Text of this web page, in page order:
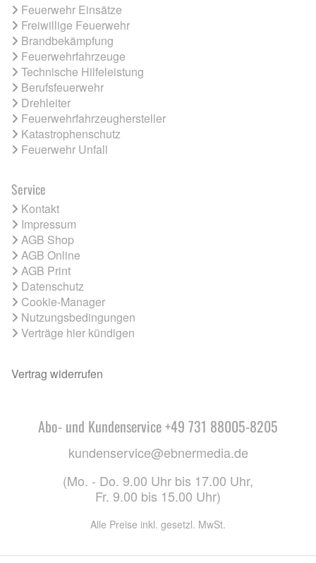
Feuerwehr Einsätze
Freiwillige Feuerwehr
Brandbekämpfung
Feuerwehrfahrzeuge
Technische Hilfeleistung
Berufsfeuerwehr
Drehleiter
Feuerwehrfahrzeughersteller
Katastrophenschutz
Feuerwehr Unfall
Service
Kontakt
Impressum
AGB Shop
AGB Online
AGB Print
Datenschutz
Cookie-Manager
Nutzungsbedingungen
Verträge hier kündigen
Vertrag widerrufen
Abo- und Kundenservice +49 731 88005-8205
kundenservice@ebnermedia.de
(Mo. - Do. 9.00 Uhr bis 17.00 Uhr,
Fr. 9.00 bis 15.00 Uhr)
Alle Preise inkl. gesetzl. MwSt.